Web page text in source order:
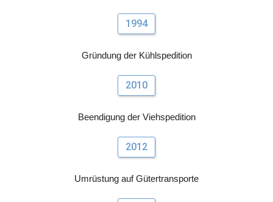
1994
Gründung der Kühlspedition
2010
Beendigung der Viehspedition
2012
Umrüstung auf Gütertransporte